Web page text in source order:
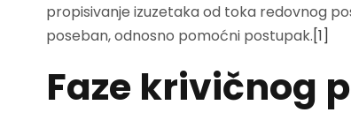
propisivanje izuzetaka od toka redovnog
poseban, odnosno pomoćni postupak.[1]
Faze krivičnog